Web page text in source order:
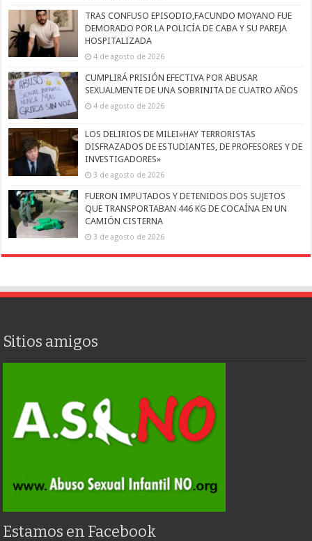
TRAS CONFUSO EPISODIO,FACUNDO MOYANO FUE
DEMORADO POR LA POLICÍA DE CABA Y SU PAREJA
HOSPITALIZADA
4 de agosto de 2026
CUMPLIRÁ PRISIÓN EFECTIVA POR ABUSAR
SEXUALMENTE DE UNA SOBRINITA DE CUATRO AÑOS
4 de agosto de 2026
LOS DELIRIOS DE MILEI»HAY TERRORISTAS
DISFRAZADOS DE ESTUDIANTES, DE PROFESORES Y DE
INVESTIGADORES»
3 de agosto de 2026
FUERON IMPUTADOS Y DETENIDOS DOS SUJETOS
QUE TRANSPORTABAN 446 KG DE COCAÍNA EN UN
CAMIÓN CISTERNA
3 de agosto de 2026
Sitios amigos
Estamos en Facebook